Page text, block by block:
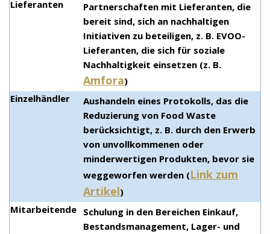
Lieferanten
Partnerschaften mit Lieferanten, die
bereit sind, sich an nachhaltigen
Initiativen zu beteiligen, z. B. EVOO-
Lieferanten, die sich für soziale
Nachhaltigkeit einsetzen (z. B.
Amfora)
Einzelhändler
Aushandeln eines Protokolls, das die
Reduzierung von Food Waste
berücksichtigt, z. B. durch den Erwerb
von unvollkommenen oder
minderwertigen Produkten, bevor sie
weggeworfen werden (Link zum
Artikel)
Mitarbeitende Schulung in den Bereichen Einkauf,
Bestandsmanagement, Lager- und